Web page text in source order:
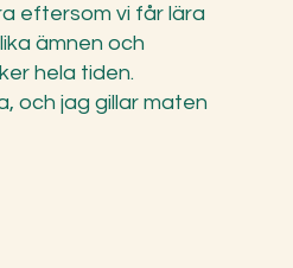
eftersom vi får lära
ämnen och
hela tiden.
och jag gillar maten